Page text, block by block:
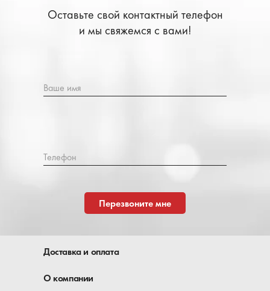
Оставьте свой контактный телефон
и мы свяжемся с вами!
Ваше имя
Телефон
Перезвоните мне
Доставка и оплата
О компании